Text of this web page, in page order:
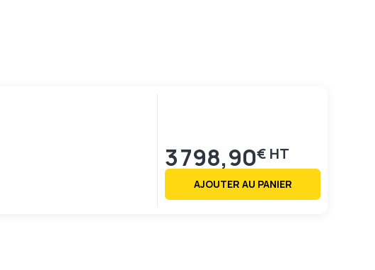
3 798,90€
AJOUTER AU PANIER